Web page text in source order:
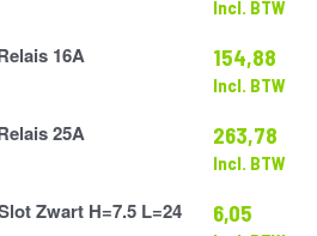
Incl. BTW
16A 154,88
Incl. BTW
25A 263,78
Incl. BTW
Zwart H=7.5 L=24 6,05